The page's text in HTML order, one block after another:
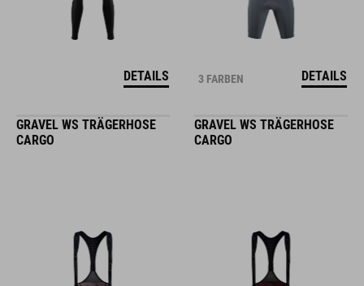
DETAILS 3 FARBEN DETAILS
GRAVEL WS TRÄGERHOSE
CARGO
GRAVEL WS TRÄGERHOSE
CARGO